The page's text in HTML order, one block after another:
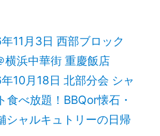
11月3日 西部ブロック
横浜中華街 重慶飯店
10月18日 北部分会 シャ
食べ放題！BBQor懐石・
シャルキュトリーの日帰